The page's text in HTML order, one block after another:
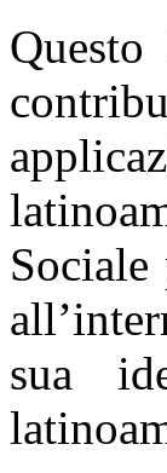
sua